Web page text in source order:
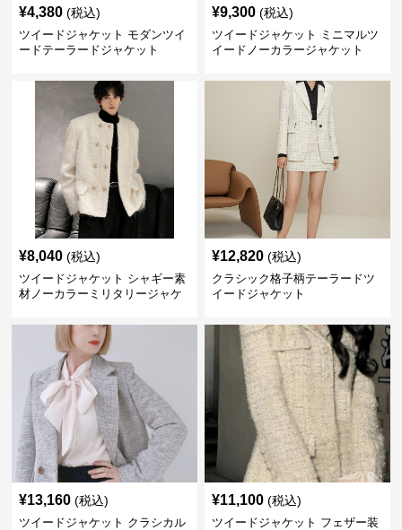
¥4,380 (税込)
ツイードジャケット モダンツイ
ードテーラードジャケット
¥9,300 (税込)
ツイードジャケット ミニマルツ
イードノーカラージャケット
¥8,040 (税込)
ツイードジャケット シャギー素
材ノーカラーミリタリージャケ
¥12,820 (税込)
クラシック格子柄テーラードツ
イードジャケット
¥13,160 (税込)
ツイードジャケット クラシカル
¥11,100 (税込)
ツイードジャケット フェザー装